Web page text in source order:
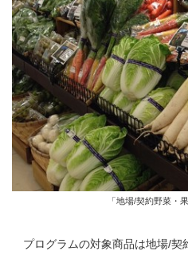
「地場/契約野菜・
プログラムの対象商品は地場/契